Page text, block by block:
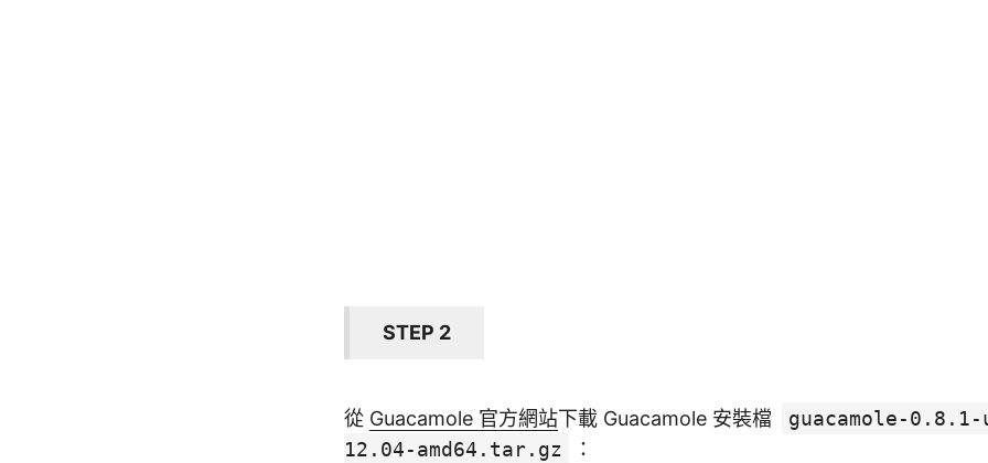
STEP 2
從 Guacamole 官方網站下載 Guacamole 安裝檔
guacamole-0.8.1-
12.04-amd64.tar.gz
：